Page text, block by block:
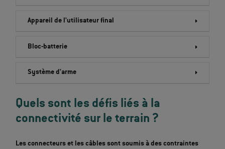
Appareil de l'utilisateur final
Bloc-batterie
Système d'arme
Quels sont les défis liés à la
connectivité sur le terrain ?
Les connecteurs et les câbles sont soumis àdes contraintes